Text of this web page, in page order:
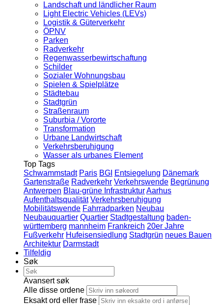
Landschaft und ländlicher Raum
Light Electric Vehicles (LEVs)
Logistik & Güterverkehr
ÖPNV
Parken
Radverkehr
Regenwasserbewirtschaftung
Schilder
Sozialer Wohnungsbau
Spielen & Spielplätze
Städtebau
Stadtgrün
Straßenraum
Suburbia / Vororte
Transformation
Urbane Landwirtschaft
Verkehrsberuhigung
Wasser als urbanes Element
Top Tags
Schwammstadt Paris BGI Entsiegelung Dänemark
Gartenstraße Radverkehr Verkehrswende Begrünung
Antwerpen Blau-grüne InfrastrukturAarhus
Aufenthaltsqualität Verkehrsberuhigung
Mobilitätswende Fahrradparken Neubau
Neubauquartier Quartier Stadtgestaltung baden-
württemberg mannheim Frankreich 20er Jahre
Fußverkehr Hufeisensiedlung Stadtgrün neues Bauen
Architektur Darmstadt
Tilfeldig
Søk
Avansert søk
Alle disse ordene
Eksakt ord eller frase